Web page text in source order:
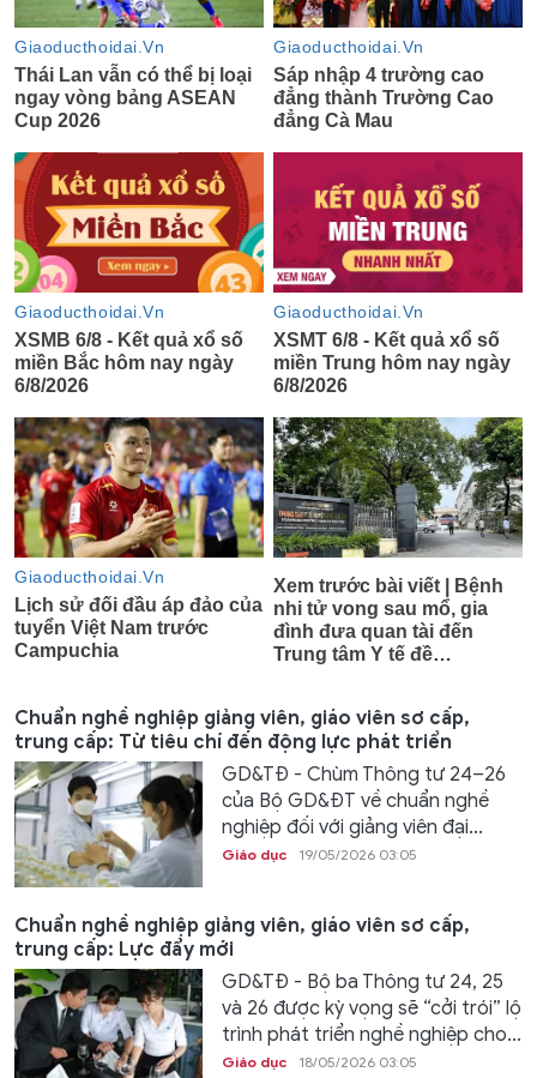
Chuẩn nghề nghiệp giảng viên, giáo viên sơ cấp,
trung cấp: Từ tiêu chí đến động lực phát triển
GD&TĐ - Chùm Thông tư 24–26
của Bộ GD&ĐT về chuẩn nghề
nghiệp đối với giảng viên đại...
Giáo dục 19/05/2026 03:05
Chuẩn nghề nghiệp giảng viên, giáo viên sơ cấp,
trung cấp: Lực đẩy mới
GD&TĐ - Bộ ba Thông tư 24, 25
và 26 được kỳ vọng sẽ “cởi trói” lộ
trình phát triển nghề nghiệp cho...
Giáo dục 18/05/2026 03:05